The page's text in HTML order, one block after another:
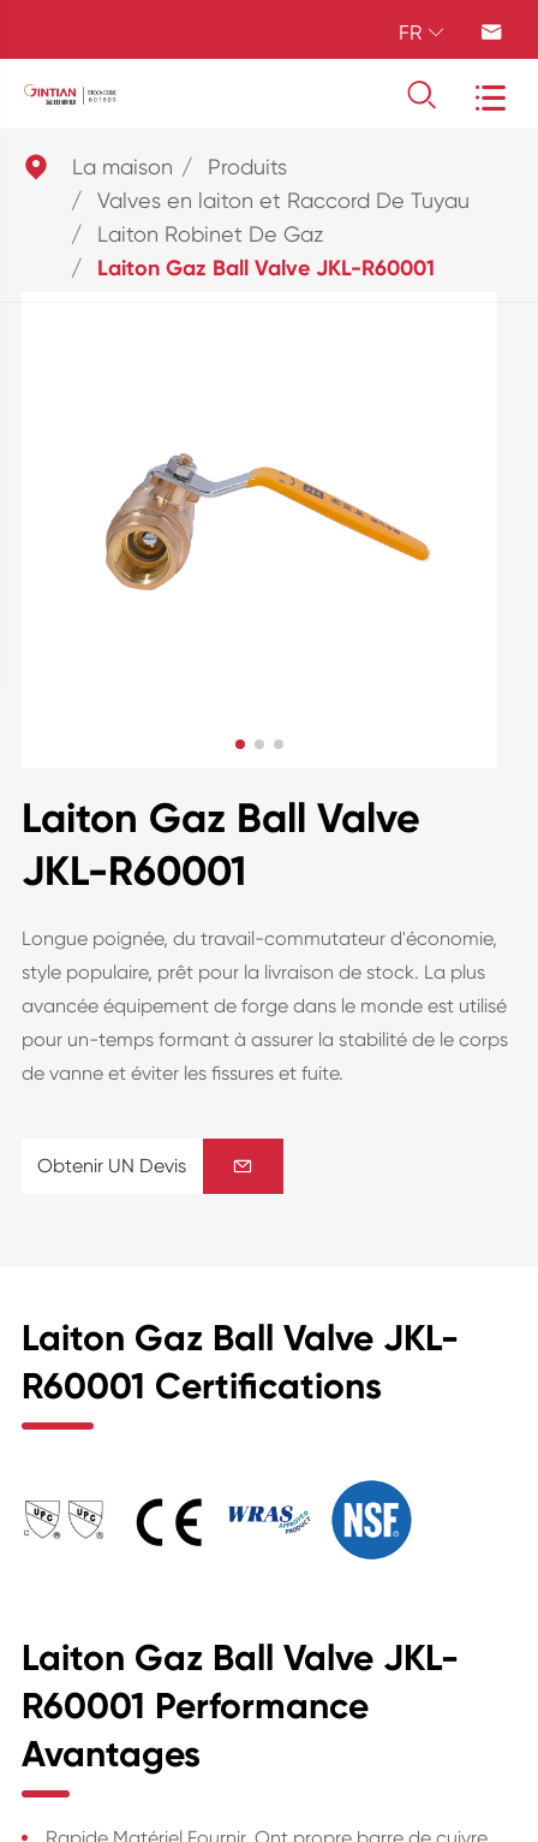
FR  
 
 La maison
Produits
Valves en laiton et Raccord De Tuyau
Laiton Robinet De Gaz
Laiton Gaz Ball Valve JKL-R60001
Laiton Gaz Ball Valve
JKL-R60001
Longue poignée, du travail-commutateur d'économie,
style populaire, prêt pour la livraison de stock. La plus
avancée équipement de forge dans le monde est utilisé
pour un-temps formant à assurer la stabilité de le corps
de vanne et éviter les fissures et fuite.
Obtenir UN Devis 
Laiton Gaz Ball Valve JKL-
R60001 Certifications
Laiton Gaz Ball Valve JKL-
R60001 Performance
Avantages
Rapide Matériel Fournir. Ont propre barre de cuivre